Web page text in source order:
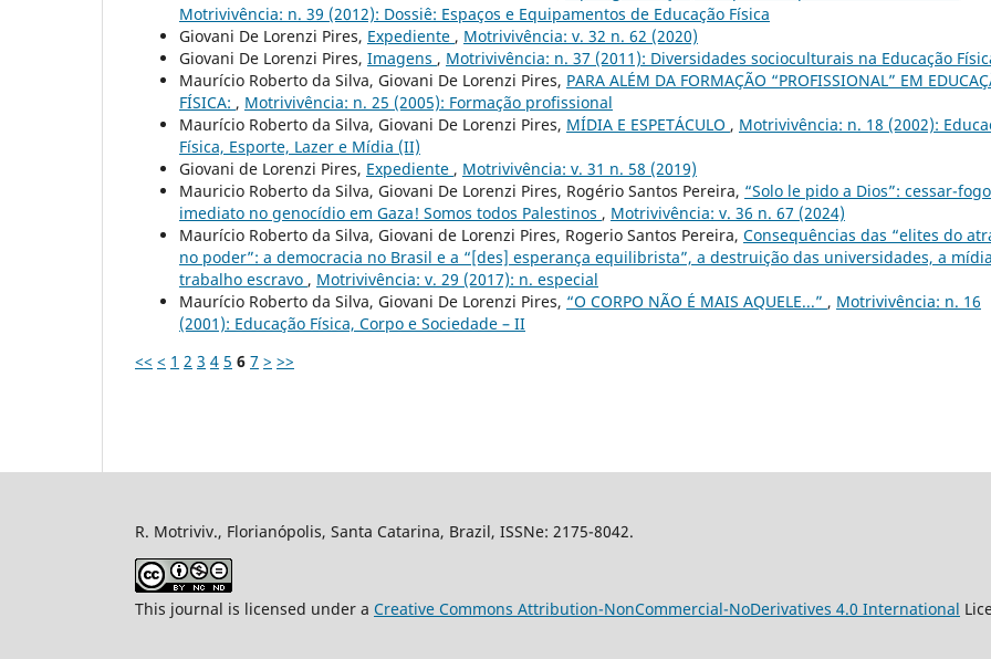
Motrivivência: n. 39 (2012): Dossiê: Espaços e Equipamentos de Educação Física
Giovani De Lorenzi Pires, Expediente , Motrivivência: v. 32 n. 62 (2020)
Giovani De Lorenzi Pires, Imagens , Motrivivência: n. 37 (2011): Diversidades socioculturais na Educação
Maurício Roberto da Silva, Giovani De Lorenzi Pires, PARA ALÉM DA FORMAÇÃO “PROFISSIONAL” EM
FÍSICA: , Motrivivência: n. 25 (2005): Formação profissional
Maurício Roberto da Silva, Giovani De Lorenzi Pires, MÍDIA E ESPETÁCULO , Motrivivência: n. 18 (2002):
Física, Esporte, Lazer e Mídia (II)
Giovani de Lorenzi Pires, Expediente , Motrivivência: v. 31 n. 58 (2019)
Mauricio Roberto da Silva, Giovani De Lorenzi Pires, Rogério Santos Pereira, “Solo le pido a Dios”: cessar-fogo
imediato no genocídio em Gaza! Somos todos Palestinos , Motrivivência: v. 36 n. 67 (2024)
Maurício Roberto da Silva, Giovani de Lorenzi Pires, Rogerio Santos Pereira, Consequências das “elites do
no poder”: a democracia no Brasil e a “[des] esperança equilibrista”, a destruição das universidades, a
trabalho escravo , Motrivivência: v. 29 (2017): n. especial
Maurício Roberto da Silva, Giovani De Lorenzi Pires, “O CORPO NÃO É MAIS AQUELE...” , Motrivivência: n. 16
(2001): Educação Física, Corpo e Sociedade – II
<< < 1 2 3 4 5 6 7 > >>
R. Motriviv., Florianópolis, Santa Catarina, Brazil, ISSNe: 2175-8042.
This journal is licensed under a Creative Commons Attribution-NonCommercial-NoDerivatives 4.0 International